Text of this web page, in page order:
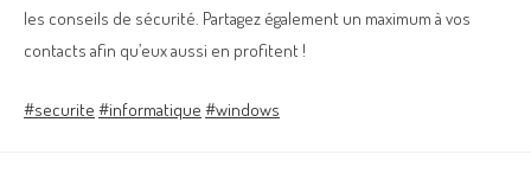
les conseils de sécurité. Partagez également un maximum à vos
contacts afin qu’eux aussi en profitent !
#securite #informatique #windows